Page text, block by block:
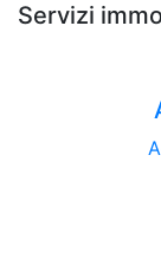
Servizi